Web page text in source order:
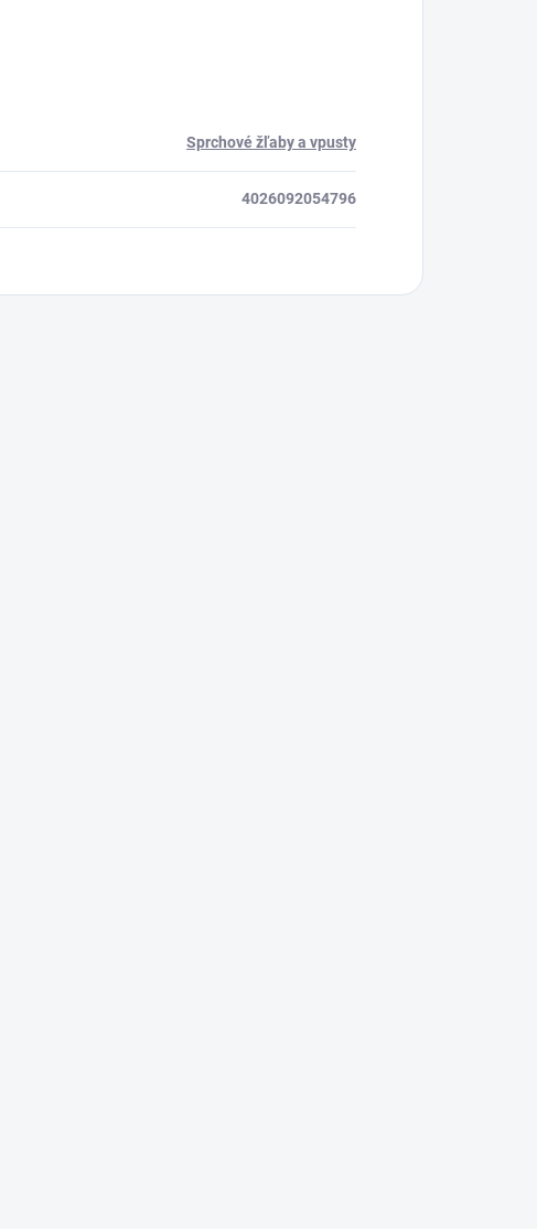
Sprchové žľaby a vpusty
4026092054796